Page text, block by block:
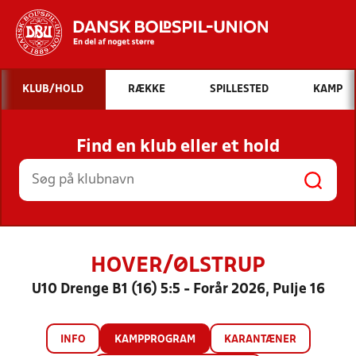
Hvad vil du søge efter?
INDHOLD OG NYHEDER
STILLINGER, RESULTATER, KLUBBER OG
HOLD
KLUB/HOLD RÆKKE SPILLESTED KAMP
Find en klub eller et hold
HOVER/ØLSTRUP
U10 Drenge B1 (16) 5:5 - Forår 2026, Pulje 16
INFO KAMPPROGRAM KARANTÆNER